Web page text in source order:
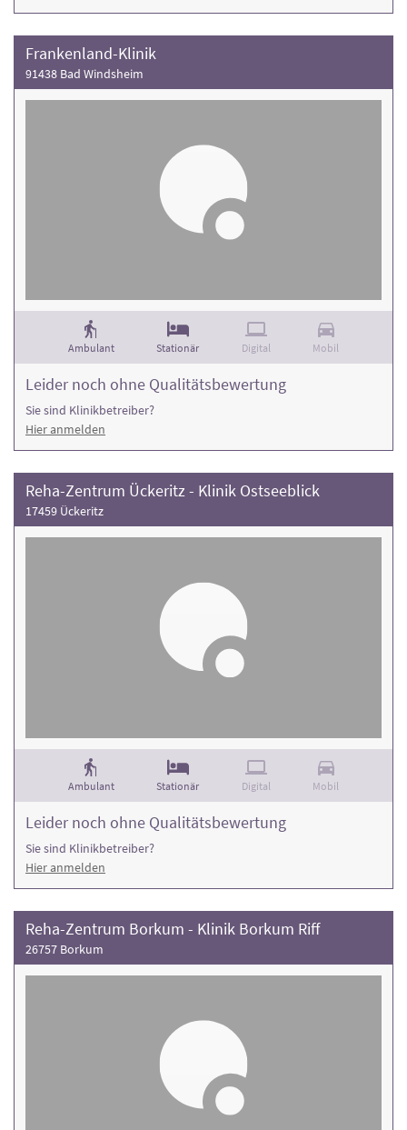
Frankenland-Klinik
91438 Bad Windsheim
Ambulant Stationär Digital Mobil
Leider noch ohne Qualitätsbewertung
Sie sind Klinikbetreiber?
Hier anmelden
Reha-Zentrum Ückeritz - Klinik Ostseeblick
17459 Ückeritz
Ambulant Stationär Digital Mobil
Leider noch ohne Qualitätsbewertung
Sie sind Klinikbetreiber?
Hier anmelden
Reha-Zentrum Borkum - Klinik Borkum Riff
26757 Borkum